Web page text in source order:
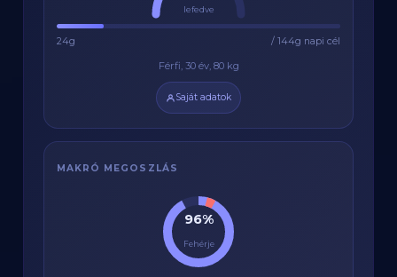
lefedve
24g
/ 144g napi cél
Férfi, 30 év, 80 kg
Saját adatok
MAKRÓ MEGOSZLÁS
96%
Fehérje